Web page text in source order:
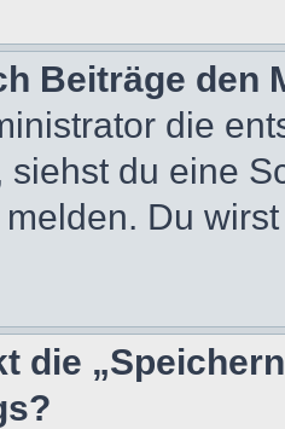
Beiträge den
die
siehst du eine
Du
die